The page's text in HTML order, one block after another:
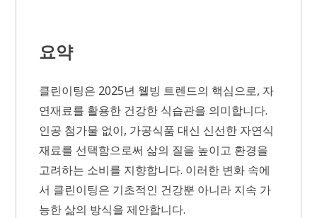
요약
클린이팅은 2025년 웰빙 트렌드의 핵심으로, 자
연재료를 활용한 건강한 식습관을 의미합니다.
인공 첨가물 없이, 가공식품 대신 신선한 자연식
재료를 선택함으로써 삶의 질을 높이고 환경을
고려하는 소비를 지향합니다. 이러한 변화 속에
서 클린이팅은 기초적인 건강뿐 아니라 지속 가
능한 삶의 방식을 제안합니다.